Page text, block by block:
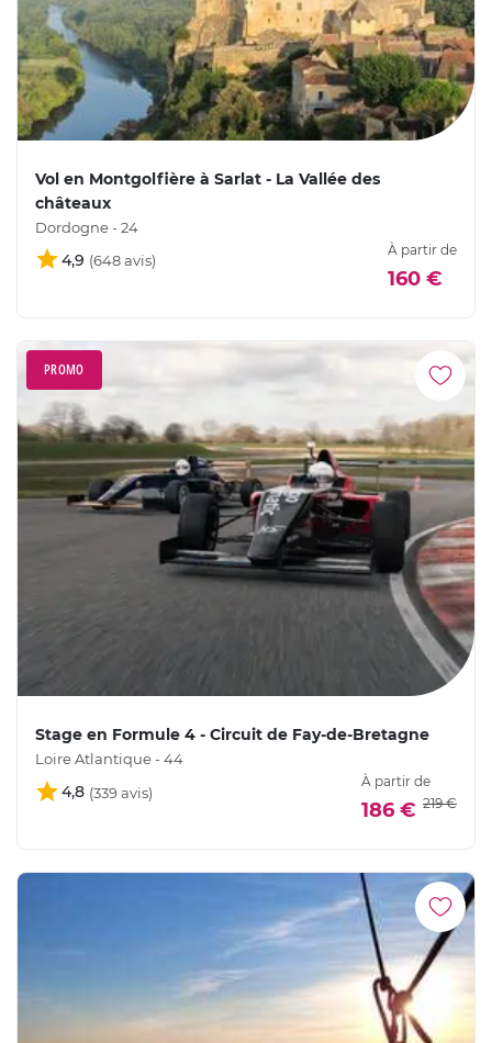
Vol en Montgolfière à Sarlat - La Vallée des
châteaux
Dordogne - 24
4,9
À partir de
160 €
PROMO
Stage en Formule 4 - Circuit de Fay-de-Bretagne
Loire Atlantique - 44
4,8
À partir de
186 € 219 €